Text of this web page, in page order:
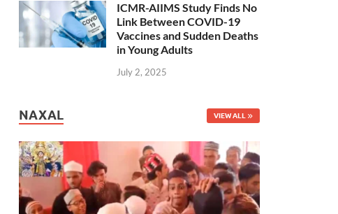
ICMR-AIIMS Study Finds No
Link Between COVID-19
Vaccines and Sudden Deaths
in Young Adults
July 2, 2025
NAXAL VIEW ALL